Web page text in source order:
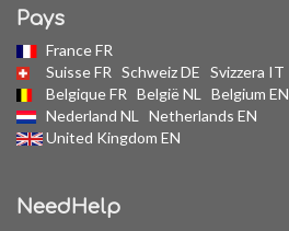
Pays
France FR
Suisse FR Schweiz DE Svizzera IT
Belgique FR België NL
Belgium EN
Nederland NL
Netherlands EN
United Kingdom EN
NeedHelp